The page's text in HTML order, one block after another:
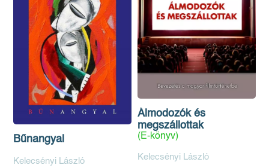
Bűnangyal
Kelecsényi László
Álmodozók és
megszállottak
(E-könyv)
Kelecsényi László